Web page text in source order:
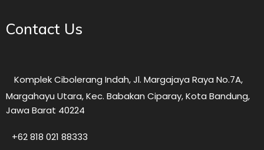
Contact Us
Komplek Cibolerang Indah, Jl. Margajaya Raya No.7A,
Margahayu Utara, Kec. Babakan Ciparay, Kota Bandung,
Jawa Barat 40224
+62 818 021 88333